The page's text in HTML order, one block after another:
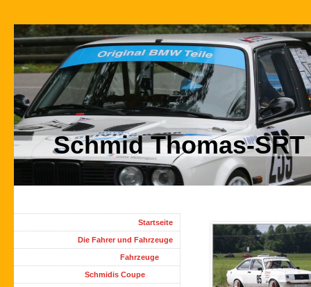
Schmid Thomas-
Startseite
Die Fahrer und Fahrzeuge
Fahrzeuge
Schmidis Coupe